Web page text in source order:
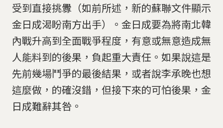
受到直接挑釁（如前所述，新的蘇聯文件顯示
金日成渴盼南方出手）。金日成要為將南北韓
內戰升高到全面戰爭程度，有意或無意造成無
人能料到的後果，負起重大責任。如果說這是
先前幾場鬥爭的最後結果，或者說李承晚也想
這麼做，的確沒錯，但接下來的可怕後果，金
日成難辭其咎。